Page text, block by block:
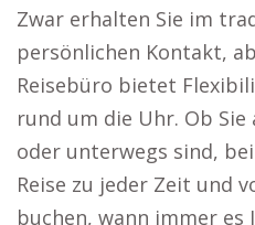
Zwar erhalten Sie im
persönlichen Kontakt,
Reisebüro bietet
rund um die Uhr. Ob
oder unterwegs sind,
Reise zu jeder Zeit und
buchen, wann immer es